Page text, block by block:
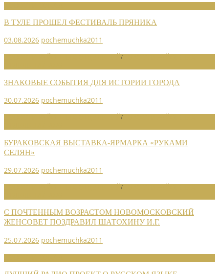
В ТУЛЕ ПРОШЕЛ ФЕСТИВАЛЬ ПРЯНИКА
03.08.2026 pochemuchka2011
/
ЗНАКОВЫЕ СОБЫТИЯ ДЛЯ ИСТОРИИ ГОРОДА
30.07.2026 pochemuchka2011
/
БУРАКОВСКАЯ ВЫСТАВКА-ЯРМАРКА «РУКАМИ
СЕЛЯН»
29.07.2026 pochemuchka2011
/
С ПОЧТЕННЫМ ВОЗРАСТОМ НОВОМОСКОВСКИЙ
ЖЕНСОВЕТ ПОЗДРАВИЛ ШАТОХИНУ И.Г.
25.07.2026 pochemuchka2011